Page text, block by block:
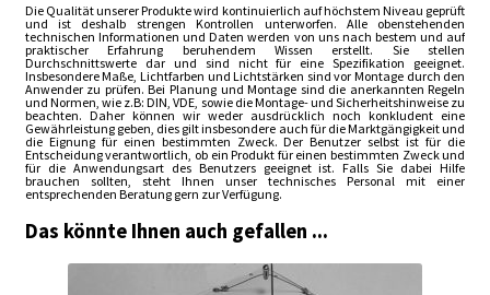
Die Qualität unserer Produkte wird kontinuierlich auf höchstem Niveau geprüft
und ist deshalb strengen Kontrollen unterworfen. Alle obenstehenden
technischen Informationen und Daten werden von uns nach bestem und auf
praktischer Erfahrung beruhendem Wissen erstellt. Sie stellen
Durchschnittswerte dar und sind nicht für eine Spezifikation geeignet.
Insbesondere Maße, Lichtfarben und Lichtstärken sind vor Montage durch den
Anwender zu prüfen. Bei Planung und Montage sind die anerkannten Regeln
und Normen, wie z.B: DIN, VDE, sowie die Montage- und Sicherheitshinweise zu
beachten. Daher können wir weder ausdrücklich noch konkludent eine
Gewährleistung geben, dies gilt insbesondere auch für die Marktgängigkeit und
die Eignung für einen bestimmten Zweck. Der Benutzer selbst ist für die
Entscheidung verantwortlich, ob ein Produkt für einen bestimmten Zweck und
für die Anwendungsart des Benutzers geeignet ist. Falls Sie dabei Hilfe
brauchen sollten, steht Ihnen unser technisches Personal mit einer
entsprechenden Beratung gern zur Verfügung.
Das könnte Ihnen auch gefallen ...